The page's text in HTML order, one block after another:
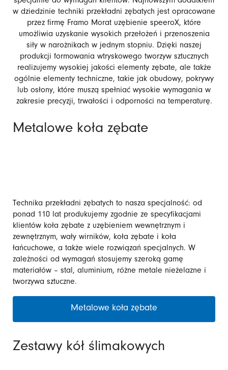
w dziedzinie techniki przekładni zębatych jest opracowane
przez firmę Framo Morat uzębienie speeroX, które
umożliwia uzyskanie wysokich przełożeń i przenoszenia
siły w narożnikach w jednym stopniu. Dzięki naszej
produkcji formowania wtryskowego tworzyw sztucznych
realizujemy wysokiej jakości elementy zębate, ale także
ogólnie elementy techniczne, takie jak obudowy, pokrywy
lub osłony, które muszą spełniać wysokie wymagania w
zakresie precyzji, trwałości i odporności na temperaturę.
Metalowe koła zębate
Technika przekładni zębatych to nasza specjalność: od
ponad 110 lat produkujemy zgodnie ze specyfikacjami
klientów koła zębate z uzębieniem wewnętrznym i
zewnętrznym, wały wirników, koła zębate i koła
łańcuchowe, a także wiele rozwiązań specjalnych. W
zależności od wymagań stosujemy szeroką gamę
materiałów – stal, aluminium, różne metale nieżelazne i
tworzywa sztuczne.
Metalowe koła zębate
Zestawy kół ślimakowych